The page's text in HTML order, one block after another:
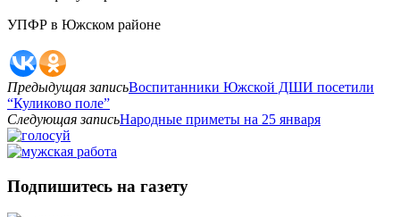
УПФР в Южском районе
Предыдущая записьВоспитанники Южской ДШИ посетили
“Куликово поле”
Следующая записьНародные приметы на 25 января
Подпишитесь на газету